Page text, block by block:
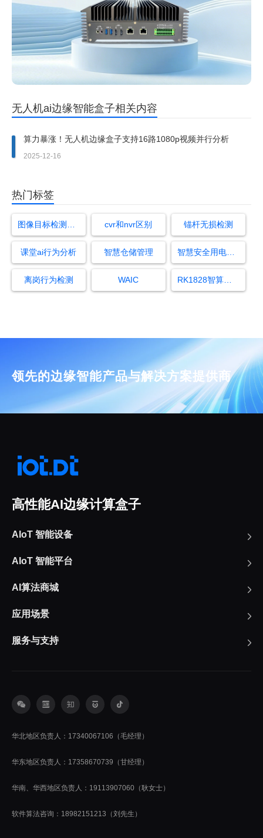
无人机ai边缘智能盒子相关内容
算力暴涨！无人机边缘盒子支持16路1080p视频并行分析
2025-12-16
热门标签
图像目标检测算法 cvr和nvr区别 锚杆无损检测
课堂ai行为分析 智慧仓储管理 智慧安全用电监测系统
离岗行为检测 WAIC RK1828智算模组
领先的边缘智能产品与解决方案提供商
高性能AI边缘计算盒子
AIoT 智能设备
AIoT 智能平台
AI算法商城
应用场景
服务与支持
华北地区负责人：17340067106（毛经理）
华东地区负责人：17358670739（甘经理）
华南、华西地区负责人：19113907060（耿女士）
软件算法咨询：18982151213（刘先生）